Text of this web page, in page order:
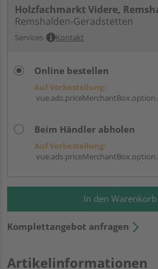
Holzfachmarkt Videre,
Remshalden-Geradstetten
Services Kontakt
Online bestellen
Auf Vorbestellung:
Beim Händler abholen
Auf Vorbestellung:
In den Warenkorb
Komplettangebot anfragen
Artikelinformationen